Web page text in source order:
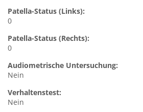
Patella-Status (Links):
0
Patella-Status (Rechts):
0
Audiometrische Untersuchung:
Nein
Verhaltenstest:
Nein